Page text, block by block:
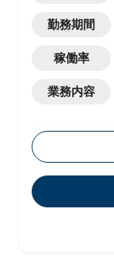
勤務期間
稼働率
業務内容